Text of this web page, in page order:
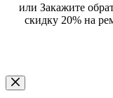
или Закажите
скидку 20% на